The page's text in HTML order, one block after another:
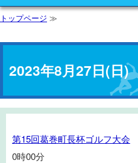
トップページ ≫
2023年8月27日(日)
第
第15回葛巻町長杯ゴルフ大会
0時00分